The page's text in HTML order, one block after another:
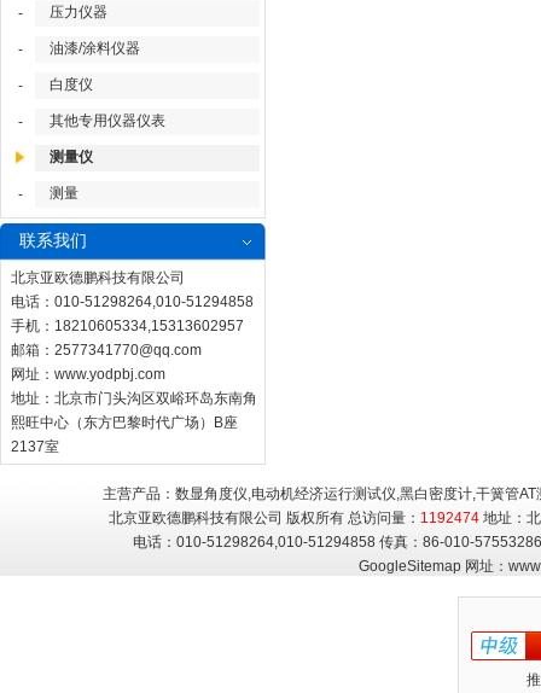
- 压力仪器
- 油漆/涂料仪器
- 白度仪
- 其他专用仪器仪表
测量仪
- 测量
联系我们
北京亚欧德鹏科技有限公司
电话：010-51298264,010-51294858
手机：18210605334,15313602957
邮箱： 2577341770@qq.com
网址： www.yodpbj.com
地址：北京市门头沟区双峪环岛东南角
熙旺中心（东方巴黎时代广场）B座
2137室
主营产品：数显角度仪,电动机经济运行测试仪,黑白密度计,干簧管
北京亚欧德鹏科技有限公司 版权所有 总访问量： 1192474 地址：
电话：010-51298264,010-51294858 传真：86-010-
GoogleSitemap网址：